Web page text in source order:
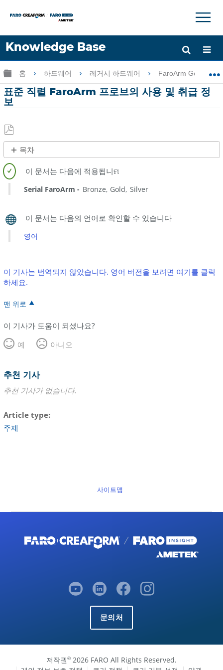
Knowledge Base
언어
도움 받기 로그인
×
글로벌 계층 확장/축소
홈 하드웨어 레거시 하드웨어 FaroArm Gold-
표준 직렬 FaroArm 프로브의 사용 및 취급 정
보
PDF
로
저
장
목차
제
목
없
음
Serial FaroArm Bronze Gold Silver
영어
이 기사는 번역되지 않았습니다. 영어 버전을 보려면 여기를 클릭
하세요.
맨 위로
이 기사가 도움이 되셨나요?
예
아니오
추천 기사
추천 기사가 없습니다.
Article type
주제
사이트맵
문의처
저작권© 2026 FARO All Rights Reserved.